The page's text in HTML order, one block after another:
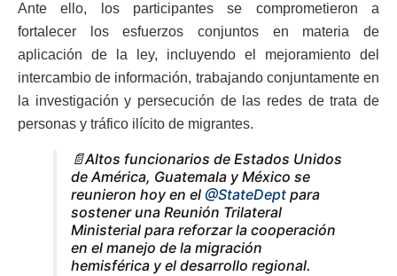
Ante ello, los participantes se comprometieron a
fortalecer los esfuerzos conjuntos en materia de
aplicación de la ley, incluyendo el mejoramiento del
intercambio de información, trabajando conjuntamente en
la investigación y persecución de las redes de trata de
personas y tráfico ilícito de migrantes.
📄Altos funcionarios de Estados Unidos
de América, Guatemala y México se
reunieron hoy en el @StateDept para
sostener una Reunión Trilateral
Ministerial para reforzar la cooperación
en el manejo de la migración
hemisférica y el desarrollo regional.